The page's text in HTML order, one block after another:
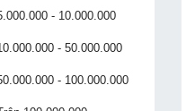
- 10.000.000
- 50.000.000
- 100.000.000